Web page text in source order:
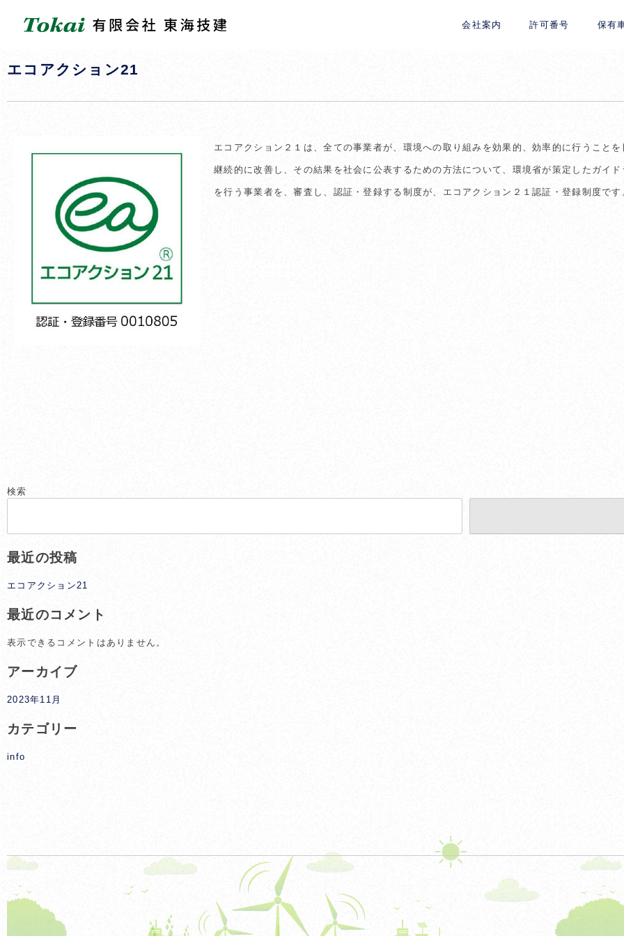
会社案内 許可番号 保有
月:2023年11月
エコアクション21
エコアクション２１は、全ての事業者が、環境への取り組みを効果的、効率的に行うこと
継続的に改善し、その結果を社会に公表するための方法について、環境省が策定したガイ
を行う事業者を、審査し、認証・登録する制度が、エコアクション２１認証・登録制度です
検索
最近の投稿
エコアクション21
最近のコメント
表示できるコメントはありません。
アーカイブ
2023年11月
カテゴリー
info